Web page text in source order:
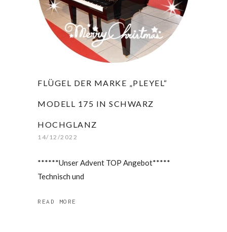
FLÜGEL DER MARKE „PLEYEL“
MODELL 175 IN SCHWARZ
HOCHGLANZ
14/12/2022
******Unser Advent TOP Angebot*****
Technisch und
READ MORE